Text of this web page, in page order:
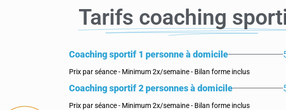
Tarifs coaching
Coaching sportif 1 personne à domicile
Prix par séance - Minimum 2x/semaine - Bilan forme inclus
Coaching sportif 2 personnes à domicile
Prix par séance - Minimum 2x/semaine - Bilan forme inclus